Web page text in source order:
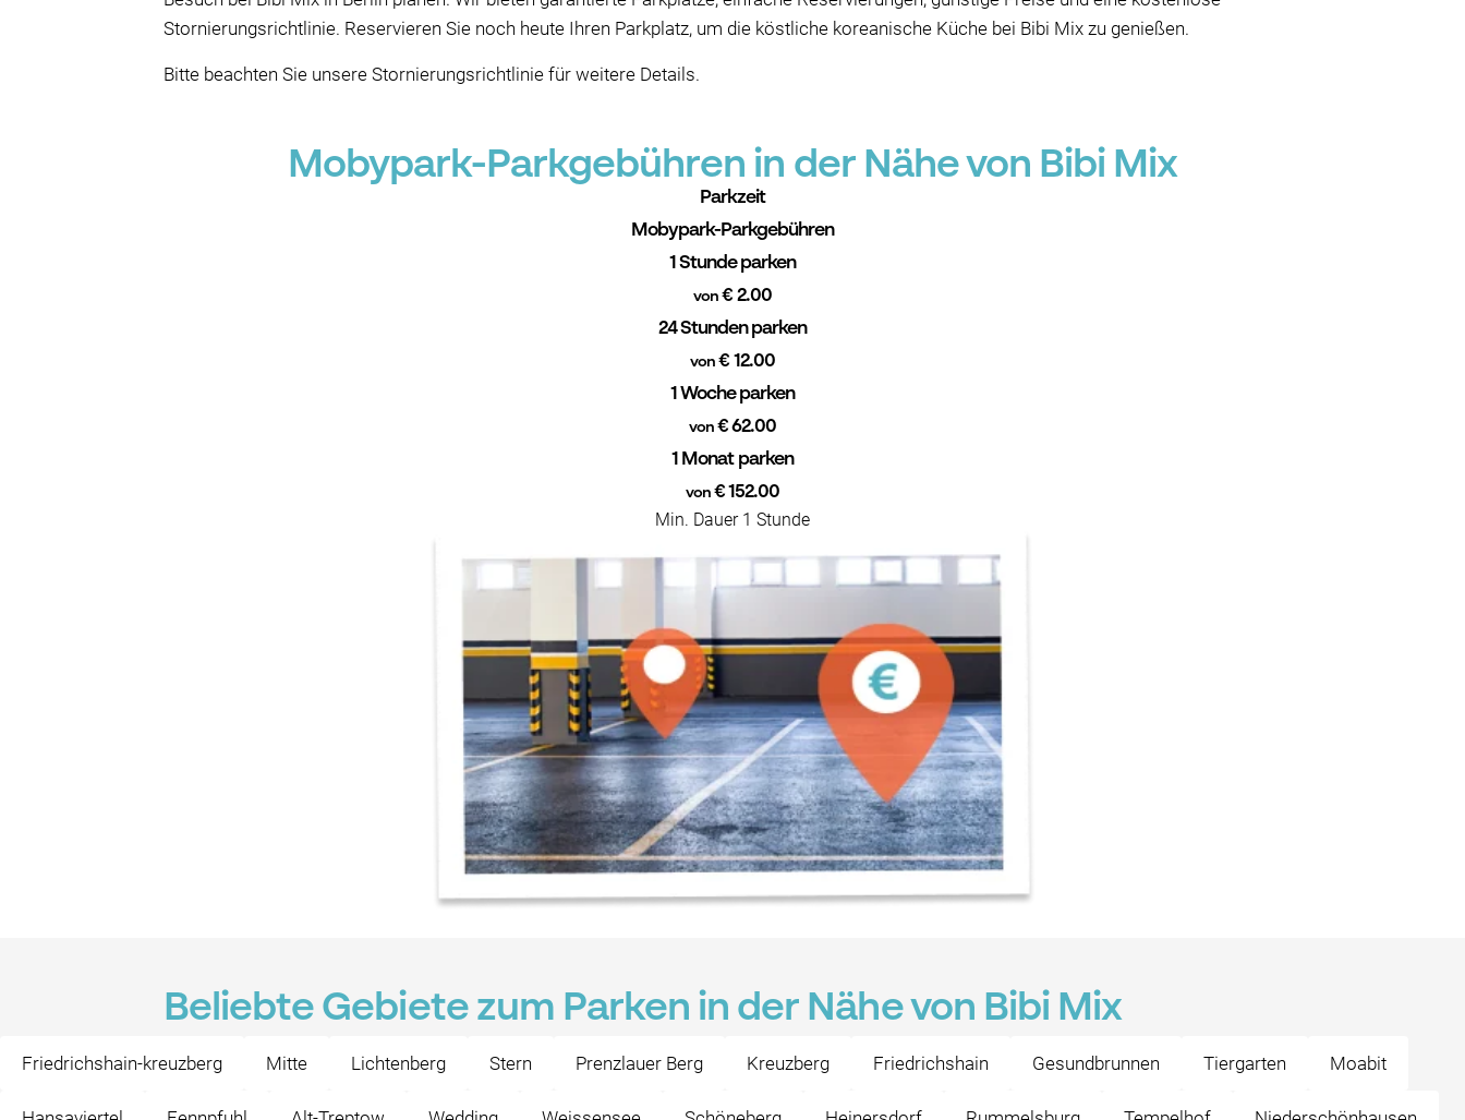
Stornierungsrichtlinie. Reservieren Sie noch heute Ihren Parkplatz, um die köstliche koreanische Küche bei Bibi Mix zu genießen.
Bitte beachten Sie unsere Stornierungsrichtlinie für weitere Details.
Mobypark-Parkgebühren in der Nähe von Bibi Mix
Parkzeit
Mobypark-Parkgebühren
1 Stunde parken
von € 2.00
24 Stunden parken
von € 12.00
1 Woche parken
von€ 62.00
1 Monat parken
von€ 152.00
Min. Dauer 1 Stunde
Beliebte Gebiete zum Parken in der Nähe von Bibi Mix
Friedrichshain-kreuzberg Mitte Lichtenberg Stern Prenzlauer Berg Kreuzberg Friedrichshain Gesundbrunnen Tiergarten Moabit